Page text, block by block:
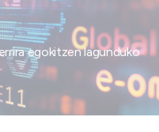
egokitzen lagunduko